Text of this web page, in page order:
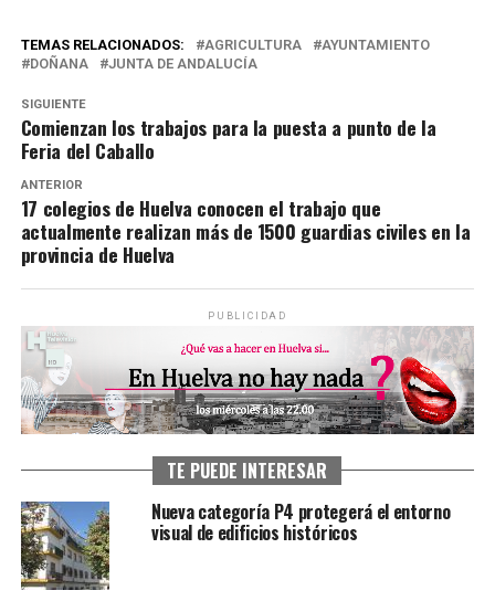
TEMAS RELACIONADOS: AGRICULTURA
AYUNTAMIENTO
DOÑANA
JUNTA DE ANDALUCÍA
SIGUIENTE
Comienzan los trabajos para la puesta a punto de la
Feria del Caballo
ANTERIOR
17 colegios de Huelva conocen el trabajo que
actualmente realizan más de 1500 guardias civiles en la
provincia de Huelva
PUBLICIDAD
TE PUEDE INTERESAR
Nueva categoría P4 protegerá el entorno
visual de edificios históricos